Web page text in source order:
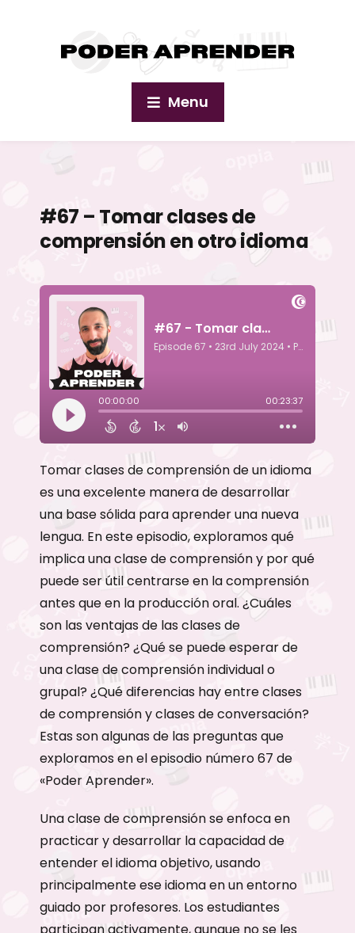
Menu
#67 – Tomar clases de
comprensión en otro idioma
Tomar clases de comprensión de un idioma
es una excelente manera de desarrollar
una base sólida para aprender una nueva
lengua. En este episodio, exploramos qué
implica una clase de comprensión y por qué
puede ser útil centrarse en la comprensión
antes que en la producción oral. ¿Cuáles
son las ventajas de las clases de
comprensión? ¿Qué se puede esperar de
una clase de comprensión individual o
grupal? ¿Qué diferencias hay entre clases
de comprensión y clases de conversación?
Estas son algunas de las preguntas que
exploramos en el episodio número 67 de
«Poder Aprender».
Una clase de comprensión se enfoca en
practicar y desarrollar la capacidad de
entender el idioma objetivo, usando
principalmente ese idioma en un entorno
guiado por profesores. Los estudiantes